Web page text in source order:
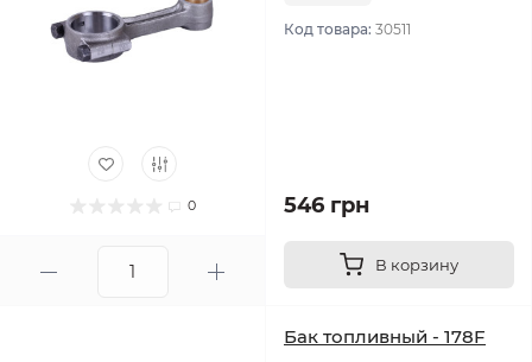
0
Код товара: 30511
546 грн
В корзину
Бак топливный - 178F